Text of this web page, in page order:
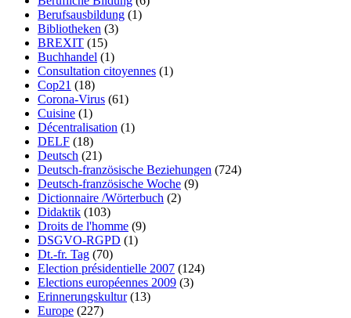
Berufsausbildung (1)
Bibliotheken (3)
BREXIT (15)
Buchhandel (1)
Consultation citoyennes (1)
Cop21 (18)
Corona-Virus (61)
Cuisine (1)
Décentralisation (1)
DELF (18)
Deutsch (21)
Deutsch-französische Beziehungen (724)
Deutsch-französische Woche (9)
Dictionnaire /Wörterbuch (2)
Didaktik (103)
Droits de l'homme (9)
DSGVO-RGPD (1)
Dt.-fr. Tag (70)
Election présidentielle 2007 (124)
Elections européennes 2009 (3)
Erinnerungskultur(13)
Europe (227)